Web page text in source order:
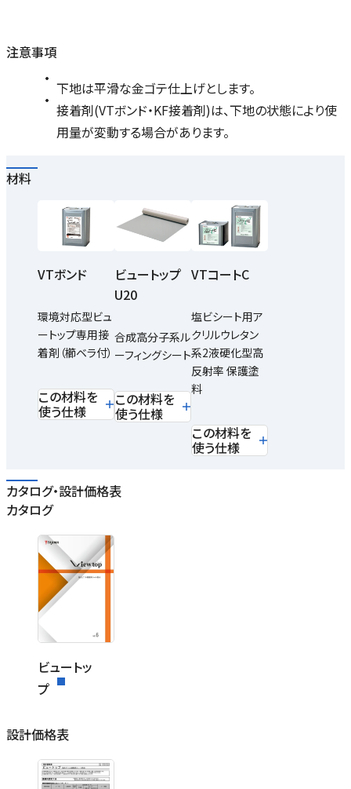
注意事項
下地は平滑な金ゴテ仕上げとします。
接着剤(VTボンド・KF接着剤)は、下地の状態により使
用量が変動する場合があります。
材料
VTボンド
環境対応型ビュ
ートップ専用接
着剤（櫛ベラ付）
この材料を
使う仕様
ビュートップ
U20
合成高分子系ル
ーフィングシート
この材料を
使う仕様
VTコートC
塩ビシート用ア
クリルウレタン
系2液硬化型高
反射率 保護塗
料
この材料を
使う仕様
カタログ・設計価格表
カタログ
ビュートッ
プ
設計価格表